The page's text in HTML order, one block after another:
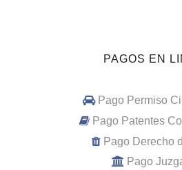
PAGOS EN
Pago Permiso
Pago Patentes
Pago Derecho
Pago